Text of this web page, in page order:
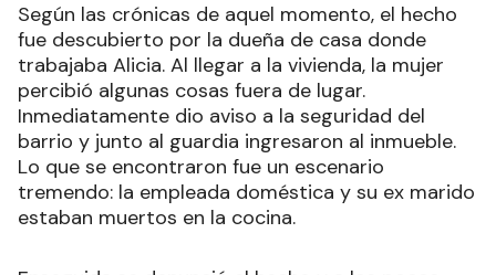
Según las crónicas de aquel momento, el hecho
fue descubierto por la dueña de casa donde
trabajaba Alicia. Al llegar a la vivienda, la mujer
percibió algunas cosas fuera de lugar.
Inmediatamente dio aviso a la seguridad del
barrio y junto al guardia ingresaron al inmueble.
Lo que se encontraron fue un escenario
tremendo: la empleada doméstica y su ex marido
estaban muertos en la cocina.